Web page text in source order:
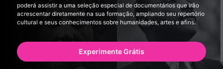
poderá assistir a uma seleção especial de documentários que irão
acrescentar diretamente na sua formação, ampliando seu repertório
cultural e seus conhecimentos sobre humanidades, artes e afins.
Experimente Grátis